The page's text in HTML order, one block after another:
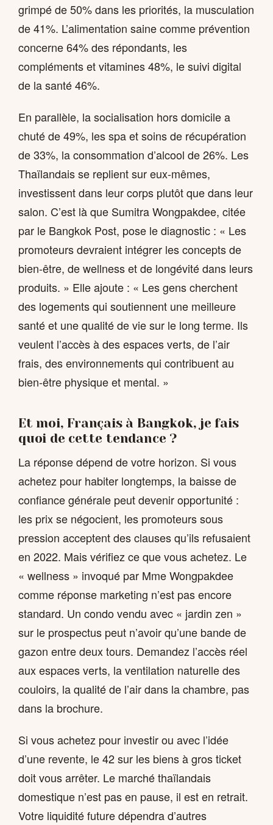
grimpé de 50% dans les priorités, la musculation
de 41%. L’alimentation saine comme prévention
concerne 64% des répondants, les
compléments et vitamines 48%, le suivi digital
de la santé 46%.
En parallèle, la socialisation hors domicile a
chuté de 49%, les spa et soins de récupération
de 33%, la consommation d’alcool de 26%. Les
Thaïlandais se replient sur eux-mêmes,
investissent dans leur corps plutôt que dans leur
salon. C’est là que Sumitra Wongpakdee, citée
par le Bangkok Post, pose le diagnostic : « Les
promoteurs devraient intégrer les concepts de
bien-être, de wellness et de longévité dans leurs
produits. » Elle ajoute : « Les gens cherchent
des logements qui soutiennent une meilleure
santé et une qualité de vie sur le long terme. Ils
veulent l’accès à des espaces verts, de l’air
frais, des environnements qui contribuent au
bien-être physique et mental. »
Et moi, Français à Bangkok, je fais
quoi de cette tendance ?
La réponse dépend de votre horizon. Si vous
achetez pour habiter longtemps, la baisse de
confiance générale peut devenir opportunité :
les prix se négocient, les promoteurs sous
pression acceptent des clauses qu’ils refusaient
en 2022. Mais vérifiez ce que vous achetez. Le
« wellness » invoqué par Mme Wongpakdee
comme réponse marketing n’est pas encore
standard. Un condo vendu avec « jardin zen »
sur le prospectus peut n’avoir qu’une bande de
gazon entre deux tours. Demandez l’accès réel
aux espaces verts, la ventilation naturelle des
couloirs, la qualité de l’air dans la chambre, pas
dans la brochure.
Si vous achetez pour investir ou avec l’idée
d’une revente, le 42 sur les biens à gros ticket
doit vous arrêter. Le marché thaïlandais
domestique n’est pas en pause, il est en retrait.
Votre liquidité future dépendra d’autres